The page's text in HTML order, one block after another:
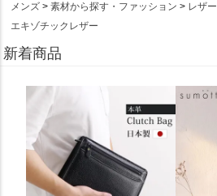
メンズ
素材から探す・ファッション レザー
エキゾチックレザー
新着商品